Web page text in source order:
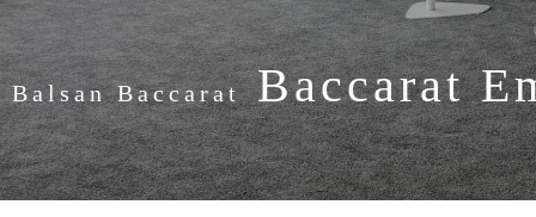
Balsan BaccaratBaccarat